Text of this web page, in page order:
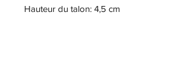
Hauteur du talon: 4,5 cm